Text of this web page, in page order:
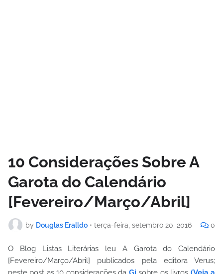
10 Considerações Sobre A
Garota do Calendário
[Fevereiro/Março/Abril]
by Douglas Eralldo • terça-feira, setembro 20, 2016 0
O Blog Listas Literárias leu A Garota do Calendário
[Fevereiro/Março/Abril] publicados pela editora Verus;